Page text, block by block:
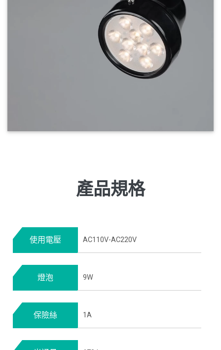
產品規格
使用電壓 AC110V-AC220V
燈泡 9W
保險絲 1A